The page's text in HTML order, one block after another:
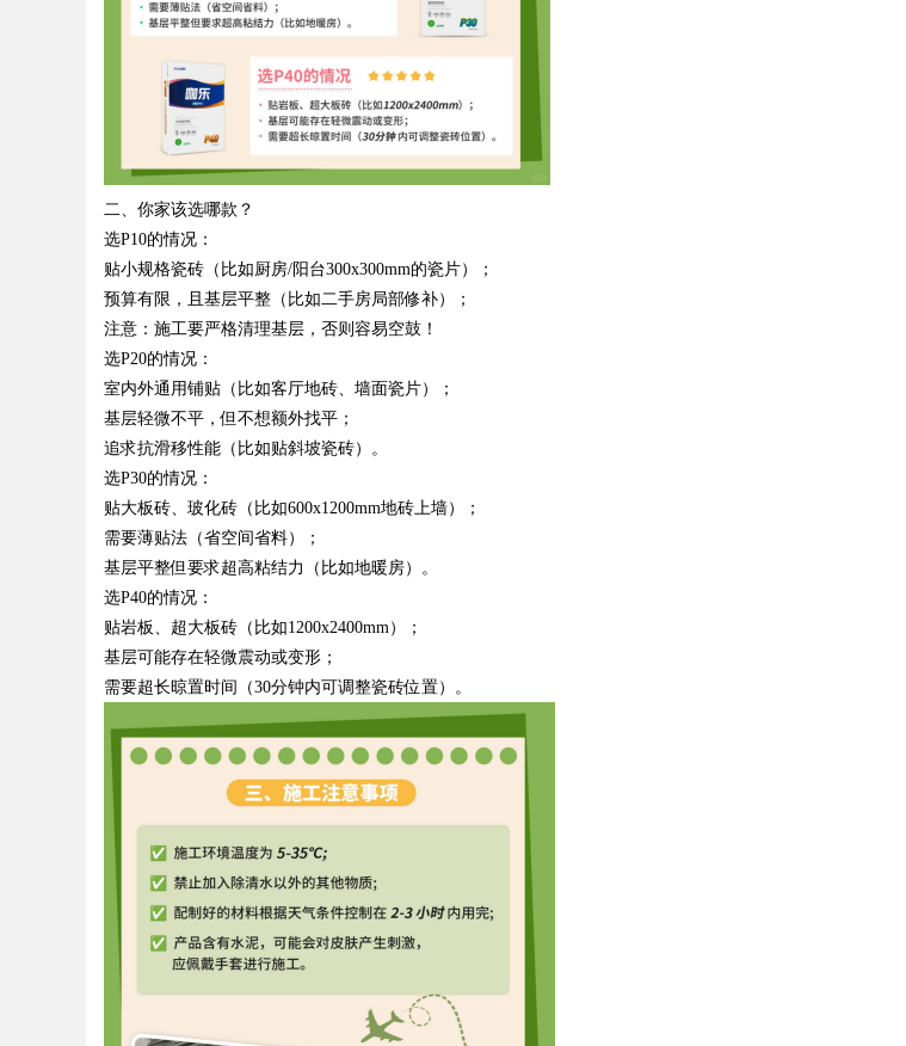
二、你家该选哪款？
选P10的情况：
贴小规格瓷砖（比如厨房/阳台300x300mm的瓷片）；
预算有限，且基层平整（比如二手房局部修补）；
注意：施工要严格清理基层，否则容易空鼓！
选P20的情况：
室内外通用铺贴（比如客厅地砖、墙面瓷片）；
基层轻微不平，但不想额外找平；
追求抗滑移性能（比如贴斜坡瓷砖）。
选P30的情况：
贴大板砖、玻化砖（比如600x1200mm地砖上墙）；
需要薄贴法（省空间省料）；
基层平整但要求超高粘结力（比如地暖房）。
选P40的情况：
贴岩板、超大板砖（比如1200x2400mm）；
基层可能存在轻微震动或变形；
需要超长晾置时间（30分钟内可调整瓷砖位置）。